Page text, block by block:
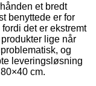
et bredt
benyttede er for
det er ekstremt
lige når
og
leveringsløsning
cm.